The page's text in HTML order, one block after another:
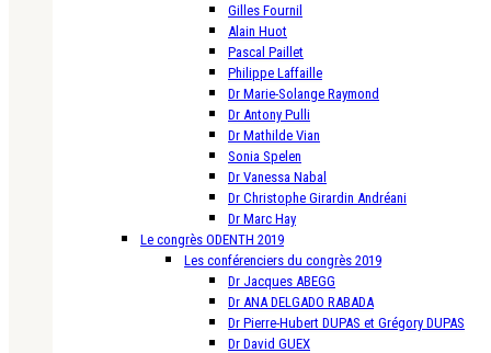
Gilles Fournil
Alain Huot
Pascal Paillet
Philippe Laffaille
Dr Marie-Solange Raymond
Dr Antony Pulli
Dr Mathilde Vian
Sonia Spelen
Dr Vanessa Nabal
Dr Christophe Girardin Andréani
Dr Marc Hay
Le congrès ODENTH 2019
Les conférenciers du congrès 2019
Dr Jacques ABEGG
Dr ANA DELGADO RABADA
Dr Pierre-Hubert DUPAS et Grégory DUPAS
Dr David GUEX